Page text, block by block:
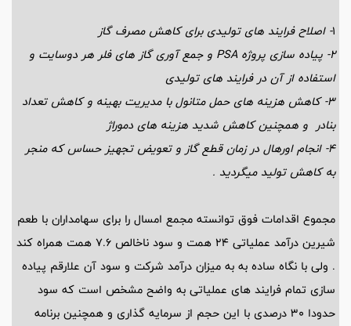
1- اصلاح فرایند های تولیدی برای کاهش مصرف گاز
2- پیاده سازی پروژه PSA و جمع آوری گاز های فلر هر دوسایت و
استفاده از آن در فرایند های تولیدی
3- کاهش هزینه های حمل متانول با مدیریت بهینه و کاهش تعداد
بنادر و همچنین کاهش شدید هزینه های دموراژ
4- انجام اورهال در زمان قطع گاز و تعویض تجهیز حساس که منجر
به کاهش تولید میگردید .
مجموع اقدامات فوق توانسته مجمع امسال را برای سهامداران با طعم
شیرین درآمد عملیاتی 24 همت و سود ناخالص 7.6 همت همراه کند
. ولی با نگاه ساده به به‌ میزان درآمد شرکت و سود آن علارقم پیاده
سازی تمام فرایند های عملیاتی به واضح مشخص است که سود
حدودا 30 درصدی با این حجم از سرمایه گذاری و همچنین برنامه